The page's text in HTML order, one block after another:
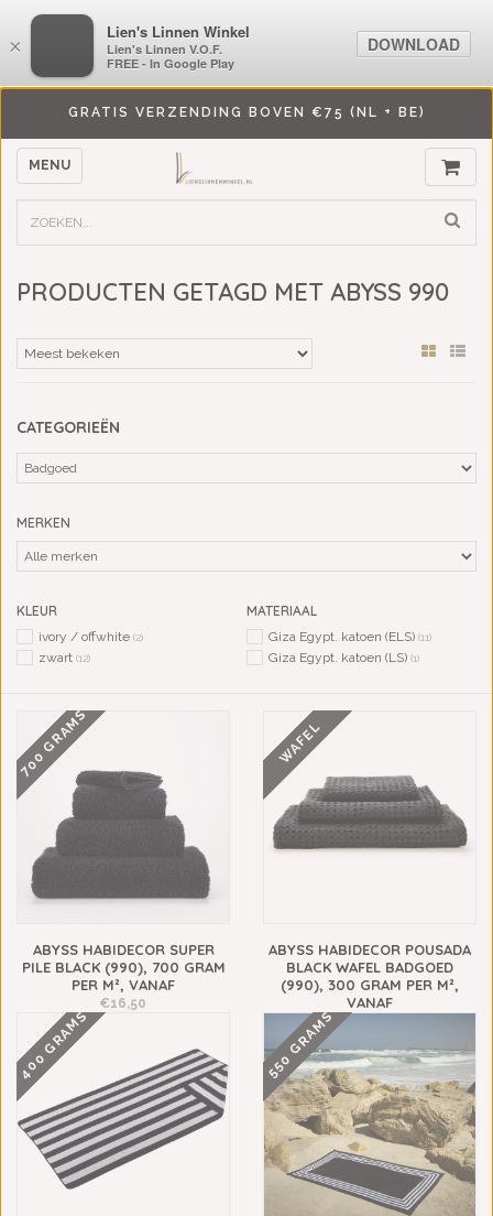
GRATIS VERZENDING BOVEN €75 (NL + BE)
MENU
PRODUCTEN GETAGD MET ABYSS 990
CATEGORIEËN
MERKEN
KLEUR
ivory / offwhite (2)
zwart (12)
MATERIAAL
Giza Egypt. katoen (ELS) (11)
Giza Egypt. katoen (LS) (1)
700 GRAMS
ABYSS HABIDECOR SUPER
PILE BLACK (990), 700 GRAM
PER M², VANAF
€16,50
WAFEL
ABYSS HABIDECOR POUSADA
BLACK WAFEL BADGOED
(990), 300 GRAM PER M²,
VANAF
€14,00
400 GRAMS 550 GRAMS
×
LiensLinnenwinkel.nl
Lien's Linnen V.O.F.
FREE - In Google Play
DOWNLOAD
×
Lien's Linnen Winkel
Lien's Linnen V.O.F.
FREE - In Google Play
DOWNLOAD